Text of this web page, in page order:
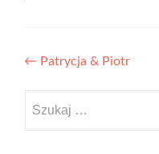
Nawigacja
wpisu
← Patrycja & Piotr